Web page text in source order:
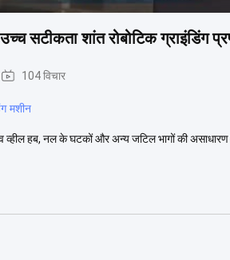
सटीकता शांत रोबोटिक ग्राइंडिंग
104 विचार
मशीन
व्हील हब, नल के घटकों और अन्य जटिल भागों की